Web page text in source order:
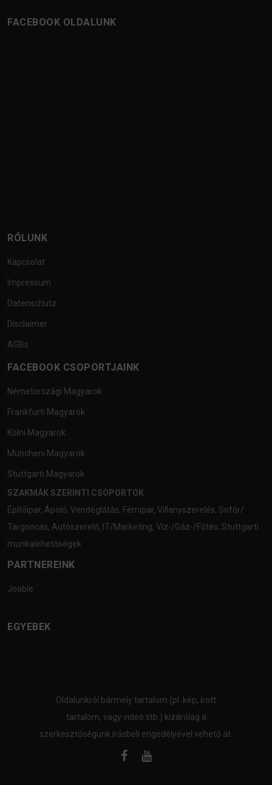
FACEBOOK OLDALUNK
RÓLUNK
Kapcsolat
Impressum
Datenschutz
Disclaimer
AGBs
FACEBOOK CSOPORTJAINK
Németországi Magyarok
Frankfurti Magyarok
Kölni Magyarok
Müncheni Magyarok
Stuttgarti Magyarok
SZAKMÁK SZERINTI CSOPORTOK
Építőipar, Ápoló, Vendéglátás, Fémipar, Villanyszerelés, Sofőr/
Targoncás, Autószerelő, IT/Marketing, Víz-/Gáz-/Fűtés, Stuttgarti
munkalehetőségek
PARTNEREINK
Jooble
EGYEBEK
Oldalunkról bármely tartalom (pl. kép, írott
tartalom, vagy videó stb.) kizárólag a
szerkesztőségünk írásbeli engedélyével vehető át.